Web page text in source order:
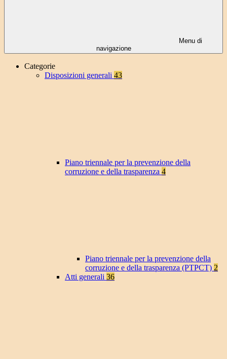
Menu di
navigazione
Categorie
Disposizioni generali 43
Piano triennale per la prevenzione della
corruzione e della trasparenza 4
Piano triennale per la prevenzione della
corruzione e della trasparenza (PTPCT) 2
Atti generali 36